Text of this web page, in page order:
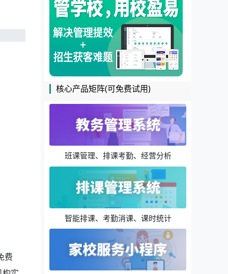
费
核心产品矩阵(可免费试用)
班课管理、排课考勤、经营分析
智能排课、考勤消课、课时统计